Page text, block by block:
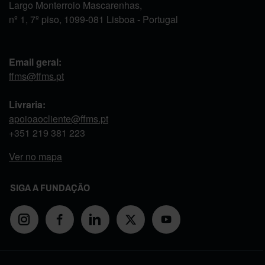
Largo Monterroio Mascarenhas,
nº 1, 7º piso, 1099-081 Lisboa - Portugal
Email geral:
ffms@ffms.pt
Livraria:
apoioaocliente@ffms.pt
+351 219 381 223
Ver no mapa
SIGA A FUNDAÇÃO